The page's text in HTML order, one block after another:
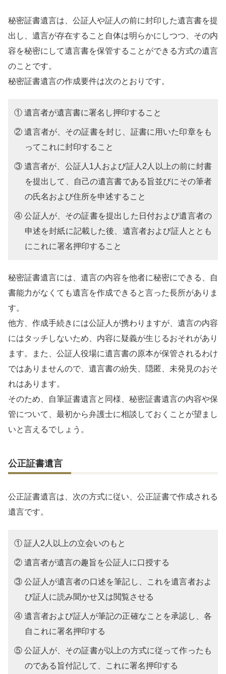
秘密証書遺言は、公証人や証人の前に封印した遺言書を提
出し、遺言が存在すること自体は明らかにしつつ、その内
容を秘密にして遺言書を保管することができる方式の遺言
のことです。
秘密証書遺言の作成要件は次のとおりです。
① 遺言者が遺言書に署名し押印すること
② 遺言者が、その証書を封じ、証書に用いた印章をも
ってこれに封印すること
③ 遺言者が、公証人1人および証人2人以上の前に封書
を提出して、自己の遺言書である旨並びにその筆者
の氏名および住所を申述すること
④ 公証人が、その証書を提出した日付および遺言者の
申述を封紙に記載した後、遺言者および証人ととも
にこれに署名押印すること
秘密証書遺言には、遺言の内容を他者に秘密にできる、自
書能力がなくても遺言を作成できると言った長所がありま
す。
他方、作成手続きには公証人が携わりますが、遺言の内容
にはタッチしないため、内容に疑義が生じるおそれがあり
ます。また、公証人役場に遺言書の原本が保管されるわけ
ではありませんので、遺言書の紛失、隠匿、未発見のおそ
れはあります。
そのため、自筆証書遺言と同様、秘密証書遺言の内容や保
管について、最初から弁護士に相談しておくことが望まし
いと言えるでしょう。
公正証書遺言
公正証書遺言は、次の方式に従い、公正証書で作成される
遺言です。
① 証人2人以上の立会いのもと
② 遺言者が遺言の趣旨を公証人に口授する
③ 公証人が遺言者の口述を筆記し、これを遺言者およ
び証人に読み聞かせ又は閲覧させる
④ 遺言者および証人が筆記の正確なことを承認し、各
自これに署名押印する
⑤ 公証人が、その証書が以上の方式に従って作ったも
のである旨付記して、これに署名押印する